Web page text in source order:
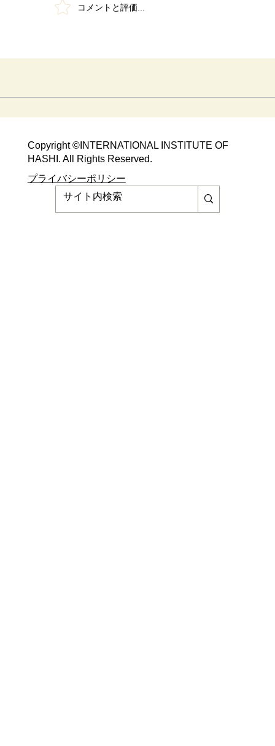
平塚富士白苑さんで「元気度発揮祭
コメントと評価...
Copyright ©​INTERNATIONAL INSTITUTE OF
HASHI. All Rights Reserved.​
​​プライバシーポリシー